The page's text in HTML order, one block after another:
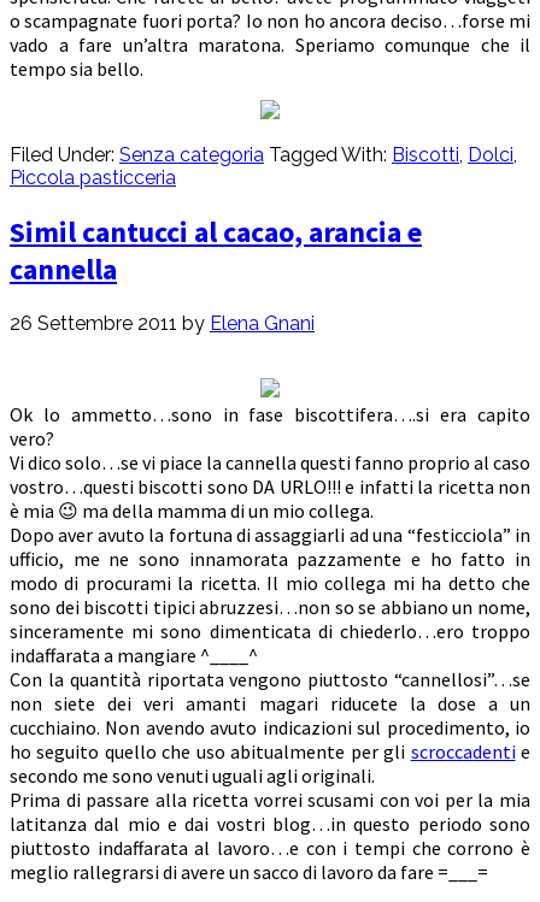
o scampagnate fuori porta? Io non ho ancora deciso…forse mi
vado a fare un’altra maratona. Speriamo comunque che il
tempo sia bello.
Filed Under: Senza categoria Tagged With: Biscotti, Dolci,
Piccola pasticceria
Simil cantucci al cacao, arancia e
cannella
26 Settembre 2011 by Elena Gnani
Ok lo ammetto…sono in fase biscottifera….si era capito
vero?
Vi dico solo…se vi piace la cannella questi fanno proprio al caso
vostro…questi biscotti sono DA URLO!!! e infatti la ricetta non
è mia 😉 ma della mamma di un mio collega.
Dopo aver avuto la fortuna di assaggiarli ad una “festicciola” in
ufficio, me ne sono innamorata pazzamente e ho fatto in
modo di procurami la ricetta. Il mio collega mi ha detto che
sono dei biscotti tipici abruzzesi…non so se abbiano un nome,
sinceramente mi sono dimenticata di chiederlo…ero troppo
indaffarata a mangiare ^____^
Con la quantità riportata vengono piuttosto “cannellosi”…se
non siete dei veri amanti magari riducete la dose a un
cucchiaino. Non avendo avuto indicazioni sul procedimento, io
ho seguito quello che uso abitualmente per gli scroccadentie
secondo me sono venuti uguali agli originali.
Prima di passare alla ricetta vorrei scusami con voi per la mia
latitanza dal mio e dai vostri blog…in questo periodo sono
piuttosto indaffarata al lavoro…e con i tempi che corrono è
meglio rallegrarsi di avere un sacco di lavoro da fare =___=